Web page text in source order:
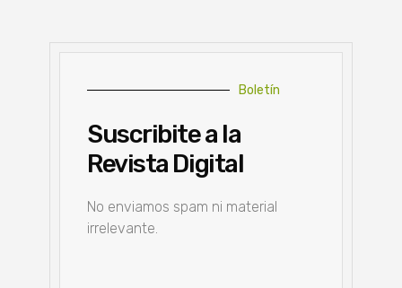
Boletín
Suscribite a la
Revista Digital
No enviamos spam ni material
irrelevante.